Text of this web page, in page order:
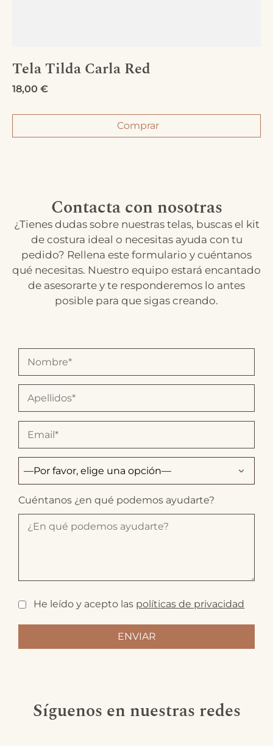
Tela Tilda Carla Red
18,00 €
Comprar
Contacta con nosotras
¿Tienes dudas sobre nuestras telas, buscas el kit
de costura ideal o necesitas ayuda con tu
pedido? Rellena este formulario y cuéntanos
qué necesitas. Nuestro equipo estará encantado
de asesorarte y te responderemos lo antes
posible para que sigas creando.
Cuéntanos ¿en qué podemos ayudarte?
He leído y acepto las políticas de privacidad
Síguenos en nuestras redes